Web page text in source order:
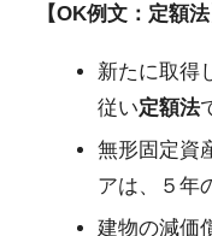
【OK例文：定額法
新たに取得
従い定額法
無形固定資
アは、５年
建物の減価